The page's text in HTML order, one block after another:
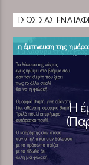
ΊΣΩΣ ΣΑΣ
η έμπνευση της
Η